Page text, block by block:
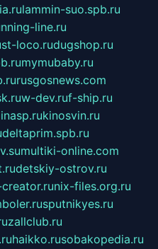
lammin-suo.spb.ru
line.ru
loco.rudugshop.ru
mymubaby.ru
rusgosnews.com
w-dev.ruf-ship.ru
kinosvin.ru
deltaprim.spb.ru
multiki-online.com
detskiy-ostrov.ru
nix-files.org.ru
sputnikyes.ru
zallclub.ru
haikko.rusobakopedia.ru